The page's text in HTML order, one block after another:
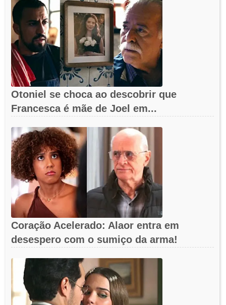
Otoniel se choca ao descobrir que
Francesca é mãe de Joel em...
Coração Acelerado: Alaor entra em
desespero com o sumiço da arma!